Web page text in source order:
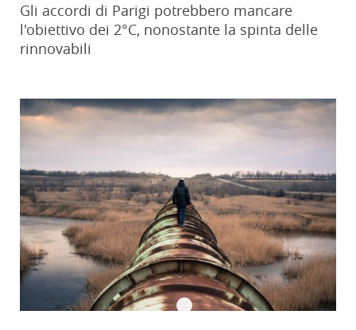
Gli accordi di Parigi potrebbero mancare
l'obiettivo dei 2°C, nonostante la spinta delle
rinnovabili